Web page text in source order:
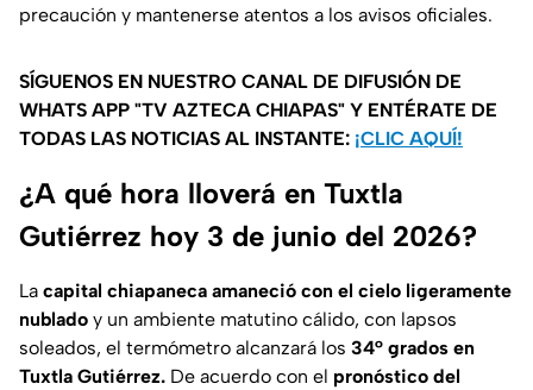
precaución y mantenerse atentos a los avisos oficiales.
SÍGUENOS EN NUESTRO CANAL DE DIFUSIÓN DE
WHATS APP "TV AZTECA CHIAPAS" Y ENTÉRATE DE
TODAS LAS NOTICIAS AL INSTANTE: ¡CLIC AQUÍ!
¿A qué hora lloverá en Tuxtla
Gutiérrez hoy 3 de junio del 2026?
La capital chiapaneca amaneció con el cielo ligeramente
nublado y un ambiente matutino cálido, con lapsos
soleados, el termómetro alcanzará los 34° grados en
Tuxtla Gutiérrez. De acuerdo con el pronóstico del